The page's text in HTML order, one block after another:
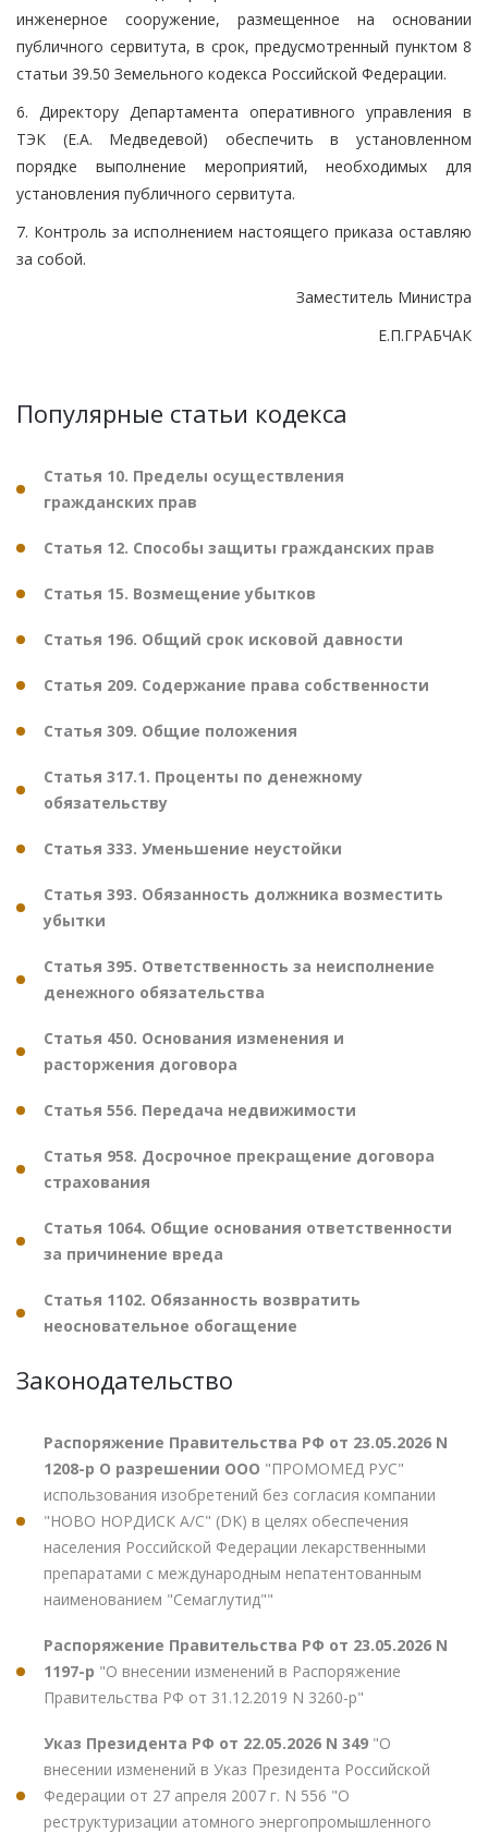
инженерное сооружение, размещенное на основании
публичного сервитута, в срок, предусмотренный пунктом 8
статьи 39.50 Земельного кодекса Российской Федерации.
6. Директору Департамента оперативного управления в
ТЭК (Е.А. Медведевой) обеспечить в установленном
порядке выполнение мероприятий, необходимых для
установления публичного сервитута.
7. Контроль за исполнением настоящего приказа оставляю
за собой.
Заместитель Министра
Е.П.ГРАБЧАК
Популярные статьи кодекса
Статья 10. Пределы осуществления
гражданских прав
Статья 12. Способы защиты гражданских прав
Статья 15. Возмещение убытков
Статья 196. Общий срок исковой давности
Статья 209. Содержание права собственности
Статья 309. Общие положения
Статья 317.1. Проценты по денежному
обязательству
Статья 333. Уменьшение неустойки
Статья 393. Обязанность должника возместить
убытки
Статья 395. Ответственность за неисполнение
денежного обязательства
Статья 450. Основания изменения и
расторжения договора
Статья 556. Передача недвижимости
Статья 958. Досрочное прекращение договора
страхования
Статья 1064. Общие основания ответственности
за причинение вреда
Статья 1102. Обязанность возвратить
неосновательное обогащение
Законодательство
Распоряжение Правительства РФ от 23.05.2026 N
1208-р О разрешении ООО "ПРОМОМЕД РУС"
использования изобретений без согласия компании
"НОВО НОРДИСК А/С" (DK) в целях обеспечения
населения Российской Федерации лекарственными
препаратами с международным непатентованным
наименованием "Семаглутид""
Распоряжение Правительства РФ от 23.05.2026 N
1197-р "О внесении изменений в Распоряжение
Правительства РФ от 31.12.2019 N 3260-р"
Указ Президента РФ от 22.05.2026 N 349 "О
внесении изменений в Указ Президента Российской
Федерации от 27 апреля 2007 г. N 556 "О
реструктуризации атомного энергопромышленного